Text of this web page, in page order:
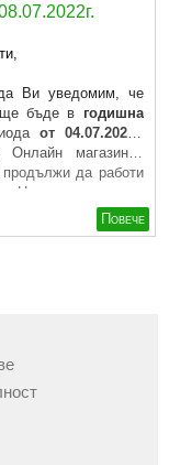
Ви уведомим, че
бъде в годишна
от 04.07.2022г.
Онлайн магазинът
да работи
Направените ...
Повече